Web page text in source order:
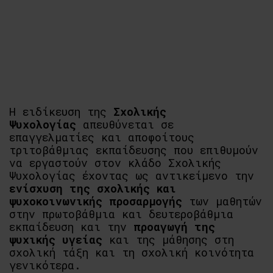
Η ειδίκευση της Σχολικής
Ψυχολογίας απευθύνεται σε
επαγγελματίες και αποφοίτους
τριτοβάθμιας εκπαίδευσης που επιθυμούν
να εργαστούν στον κλάδο Σχολικής
Ψυχολογίας έχοντας ως αντικείμενο την
ενίσχυση της σχολικής και
ψυχοκοινωνικής προσαρμογής των μαθητών
στην πρωτοβάθμια και δευτεροβάθμια
εκπαίδευση και την προαγωγή της
ψυχικής υγείας και της μάθησης στη
σχολική τάξη και τη σχολική κοινότητα
γενικότερα.